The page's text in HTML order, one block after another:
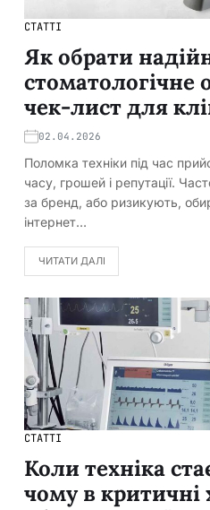
СТАТТІ
Як обрати
стоматологічне
чек-лист для
02.04.2026
Поломка техніки під час
часу, грошей і репутації.
за бренд, або ризикують,
інтернет…
ЧИТАТИ ДАЛІ
СТАТТІ
Коли техніка
чому в критичні